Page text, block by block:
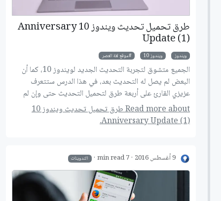
طرق تحميل تحديث ويندوز 10 Anniversary
Update (1)
ويندوز ويندوز 10 موقع لغة العصر
الجميع متشوق لتجربة التحديث الجديد لويندوز 10، كما أن
البعض لم يصل له التحديث بعد، في هذا الدرس ستتعرف
عزيزي القارئ على أربعة طرق لتحميل التحديث حتى وإن لم
يصلك!
Read more about طرق تحميل تحديث ويندوز 10
Anniversary Update (1).
9 أغسطس 2016 7 min read التدوينات